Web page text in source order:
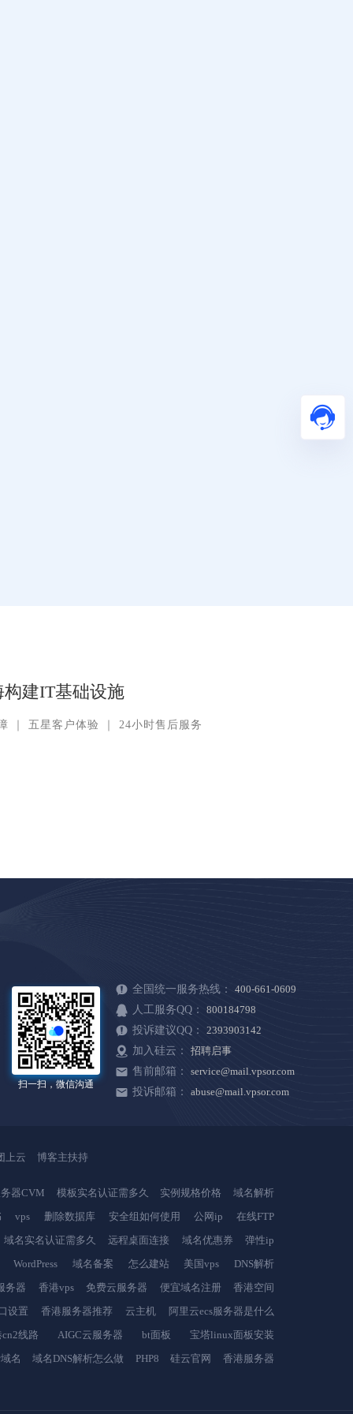
建IT基础设施
五星客户体验 24小时售后服务
扫一扫，微信沟通
全国统一服务热线：
400-661-0609
人工服务QQ：
800184798
投诉建议QQ：
2393903142
加入硅云：
招聘启事
售前邮箱：
service@mail.vpsor.com
投诉邮箱：
abuse@mail.vpsor.com
上云 博客主扶持
器CVM 模板实名认证需多久 实例规格价格
域名解析
vps 删除数据库 安全组如何使用 公网ip
在线FTP
域名实名认证需多久 远程桌面连接 域名优惠券
弹性ip
WordPress 域名备案 怎么建站 美国vps
DNS解析
务器 香港vps 免费云服务器 便宜域名注册
香港空间
设置 香港服务器推荐 云主机
阿里云ecs服务器是什么
线路 AIGC云服务器 bt面板
宝塔linux面板安装
名 域名DNS解析怎么做 PHP8 硅云官网
香港服务器